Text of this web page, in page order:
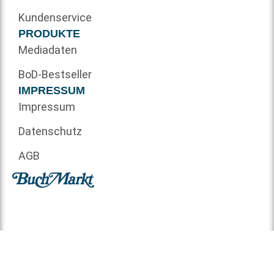
Kundenservice
PRODUKTE
Mediadaten
BoD-Bestseller
IMPRESSUM
Impressum
Datenschutz
AGB